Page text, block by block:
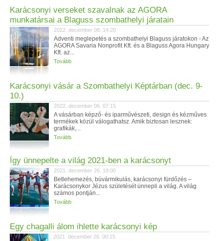
Karácsonyi verseket szavalnak az AGORA
munkatársai a Blaguss szombathelyi járatain
2022. december 08. 14:20
Adventi meglepetés a szombathelyi Blaguss járatokon - Az
AGORA Savaria Nonprofit Kft. és a Blaguss Agora Hungary
Kft. az...
Tovább
Karácsonyi vásár a Szombathelyi Képtárban (dec. 9-
10.)
2022. december 06. 07:15
A vásárban képző- és iparművészeti, design és kézműves
termékek közül válogathatsz. Amik biztosan lesznek:
grafikák,...
Tovább
Így ünnepelte a világ 2021-ben a karácsonyt
2021. december 26. 19:00
Betlehemezés, búvármikulás, karácsonyi fürdőzés –
Karácsonykor Jézus születését ünnepli a világ. A világ
számos pontján...
Tovább
Egy chagalli álom ihlette karácsonyi kép
2021. december 26. 00:15